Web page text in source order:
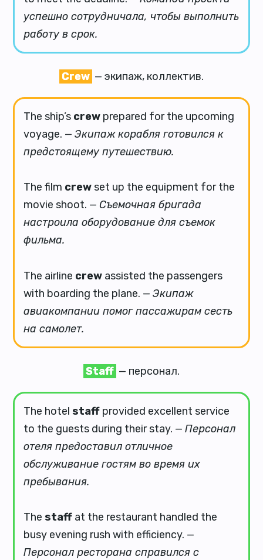
успешно сотрудничала, чтобы выполнить
работу в срок.
Crew — экипаж, коллектив.
The ship’s crew prepared for the upcoming
voyage. —Экипаж корабля готовился к
предстоящему путешествию.
The film crewset up the equipment for the
movie shoot. —Съемочная бригада
настроила оборудование для съемок
фильма.
The airline crew assisted the passengers
with boarding the plane. —Экипаж
авиакомпании помог пассажирам сесть
на самолет.
Staff — персонал.
The hotelstaff provided excellent service
to the guests during their stay. —Персонал
отеля предоставил отличное
обслуживание гостям во время их
пребывания.
Thestaff at the restaurant handled the
busy evening rush with efficiency. —
Персонал ресторана справился с